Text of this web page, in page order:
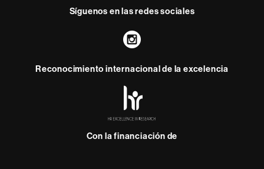
Síguenos en las redes sociales
Instagram
Reconocimiento internacional de la excelencia
-
Con la financiación de